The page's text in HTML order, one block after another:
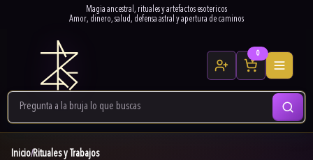
Magia ancestral, rituales y artefactos esotericos
Amor, dinero, salud, defensa astral y apertura de caminos
0
Inicio/Rituales y Trabajos